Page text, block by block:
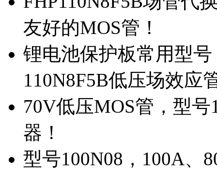
友好的MOS管！
锂电池保护板常用型
110N8F5B低压场效应
70V低压MOS管，型
器！
型号100N08，100A、